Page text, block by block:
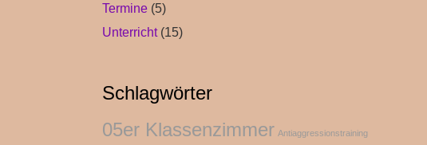
Termine (5)
Unterricht(15)
Schlagwörter
05er Klassenzimmer Antiaggressionstraining